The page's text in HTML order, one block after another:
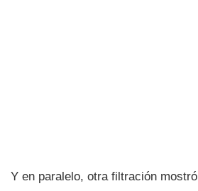
Y en paralelo, otra filtración mostró